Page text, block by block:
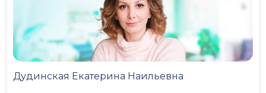
Дудинская Екатерина Наильевна